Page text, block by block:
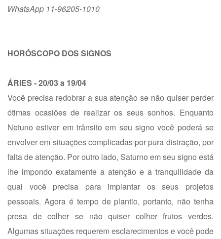
WhatsApp 11-96205-1010
HORÓSCOPO DOS SIGNOS
ÁRIES - 20/03 a 19/04
Você precisa redobrar a sua atenção se não quiser perder
ótimas ocasiões de realizar os seus sonhos. Enquanto
Netuno estiver em trânsito em seu signo você poderá se
envolver em situações complicadas por pura distração, por
falta de atenção. Por outro lado, Saturno em seu signo está
lhe impondo exatamente a atenção e a tranquilidade da
qual você precisa para implantar os seus projetos
pessoais. Agora é tempo de plantio, portanto, não tenha
presa de colher se não quiser colher frutos verdes.
Algumas situações requerem esclarecimentos e você pode